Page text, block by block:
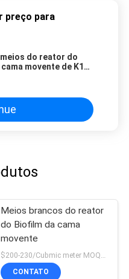
preço para
meios do reator do
movente de K1
Meios brancos do reator
do Biofilm da cama
movente
$200-230/Cubmic meter MOQ:1CubmicMeter
CONTATO